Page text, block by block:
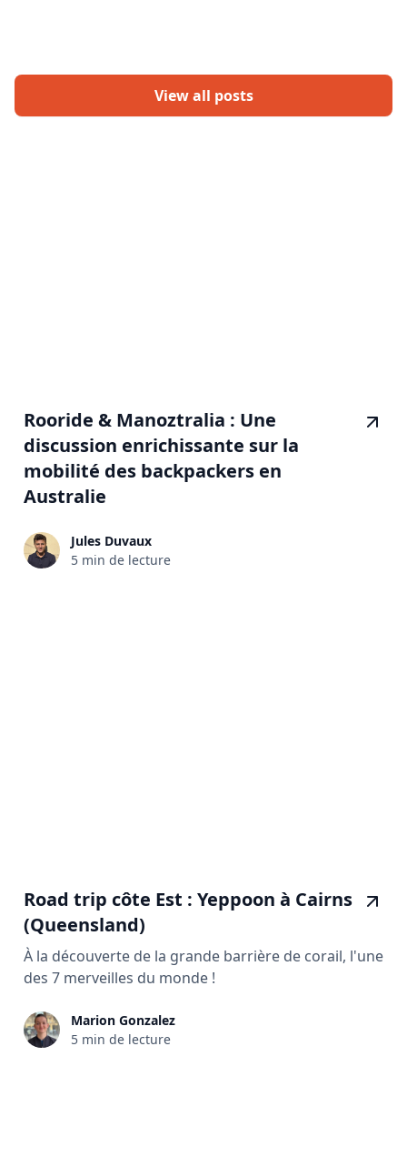
View all posts
Rooride & Manoztralia : Une
discussion enrichissante sur la
mobilité des backpackers en
Australie
Jules Duvaux
5 min de lecture
Road trip côte Est : Yeppoon à Cairns
(Queensland)
À la découverte de la grande barrière de corail, l'une
des 7 merveilles du monde !
Marion Gonzalez
5 min de lecture